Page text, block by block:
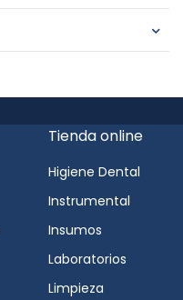
Tienda online
Higiene Dental
Instrumental
Insumos
Laboratorios
Limpieza